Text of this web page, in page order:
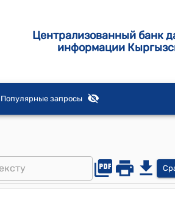
Централизованный банк
информации
Популярные запросы